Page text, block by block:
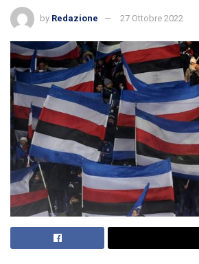
by Redazione 27 Ottobre 2022